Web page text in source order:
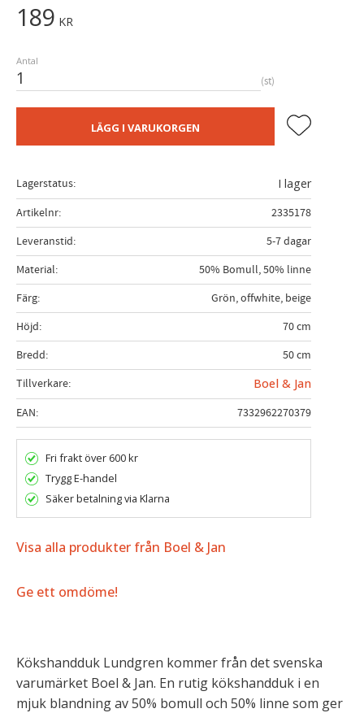
189 KR
Antal
st
LÄGG I VARUKORGEN Lägg till i
Lagerstatus
I lager
Artikelnr
2335178
Leveranstid
5-7 dagar
Material
50% Bomull, 50% linne
Färg
Grön, offwhite, beige
Höjd
70 cm
Bredd
50 cm
Tillverkare
Boel & Jan
EAN
7332962270379
Fri frakt över 600 kr
Trygg E-handel
Säker betalning via Klarna
Visa alla produkter från Boel & Jan
Ge ett omdöme!
Kökshandduk Lundgren kommer från det svenska
varumärket Boel & Jan. En rutig kökshandduk i en
mjuk blandning av 50% bomull och 50% linne som ger